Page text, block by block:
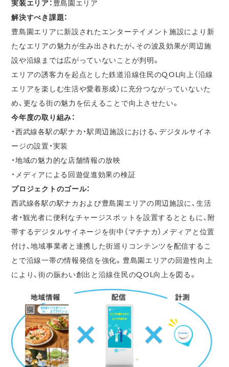
実装エリア：豊島園エリア
解決すべき課題：
豊島園エリアに新設されたエンターテイメント施設により新
たなエリアの魅力が生み出されたが、その波及効果が周辺施
設や沿線までは広がっていないことが判明。
エリアの誘客力を起点とした鉄道沿線住民のQOL向上（沿線
エリアを楽しむ生活や愛着形成）に充分つながっていないた
め、更なる街の魅力を伝えることで向上させたい。
今年度の取り組み：
・西武線各駅の駅ナカ・駅周辺施設における、デジタルサイネ
ージの設置・実装
・地域の魅力的な店舗情報の放映
・メディアによる回遊促進効果の検証
プロジェクトのゴール：
西武線各駅の駅ナカおよび豊島園エリアの周辺施設に、生活
者・観光者に便利なチャージスポットを設置するとともに、附
帯するデジタルサイネージを街中（マチナカ）メディアと位置
付け、地域事業者と連携した街巡りコンテンツを配信するこ
とで沿線一帯の情報発信を強化。豊島園エリアの回遊性向上
により、街の賑わい創出と沿線住民のQOL向上を図る。